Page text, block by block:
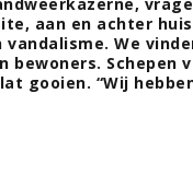
aan en achter
We
Schepen
gooien. “Wij